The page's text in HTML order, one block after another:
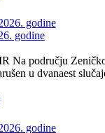
godine
Na području
u dvanaest